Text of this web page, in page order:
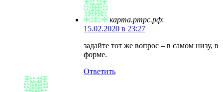
карта.ртрс.рф:
15.02.2020 в 23:27
задайте тот же вопрос – в самом низу, в
форме.
Ответить